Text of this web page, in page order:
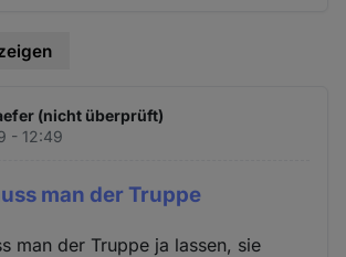
(nicht überprüft)
- 12:49
man der Truppe
man der Truppe ja lassen, sie